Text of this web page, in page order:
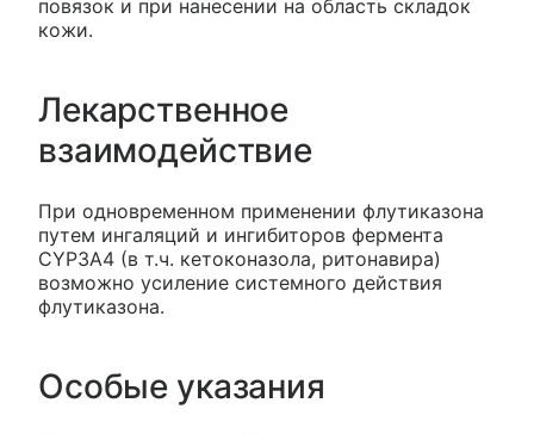
повязок и при нанесении на область складок
кожи.
Лекарственное
взаимодействие
При одновременном применении флутиказона
путем ингаляций и ингибиторов фермента
CYP3A4 (в т.ч. кетоконазола, ритонавира)
возможно усиление системного действия
флутиказона.
Особые указания